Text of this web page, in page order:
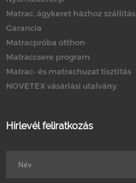
Matrac, ágykeret házhoz szállítás
Garancia
Matracpróba otthon
Matraccsere program
Matrac- és matrachuzat tisztítás
NOVETEX vásárlási utalvány
Hírlevél feliratkozás